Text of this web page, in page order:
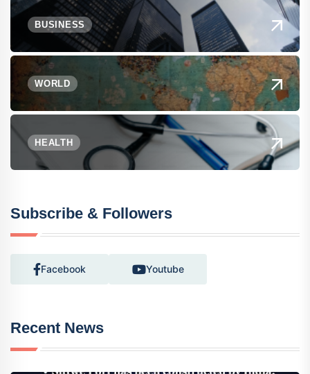
BUSINESS
WORLD
HEALTH
Subscribe & Followers
Facebook Youtube
Recent News